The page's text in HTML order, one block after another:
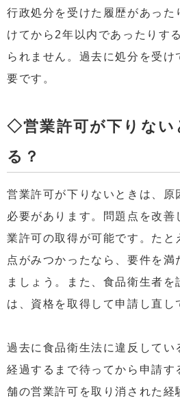
行政処分を受けた履歴があった
けてから2年以内であったりす
られません。過去に処分を受
要です。
◇営業許可が下りない
る？
営業許可が下りないときは、原
必要があります。問題点を改善
業許可の取得が可能です。たと
点がみつかったなら、要件を満
ましょう。また、食品衛生者を
は、資格を取得して申請し直し
過去に食品衛生法に違反してい
経過するまで待ってから申請す
舗の営業許可を取り消された経